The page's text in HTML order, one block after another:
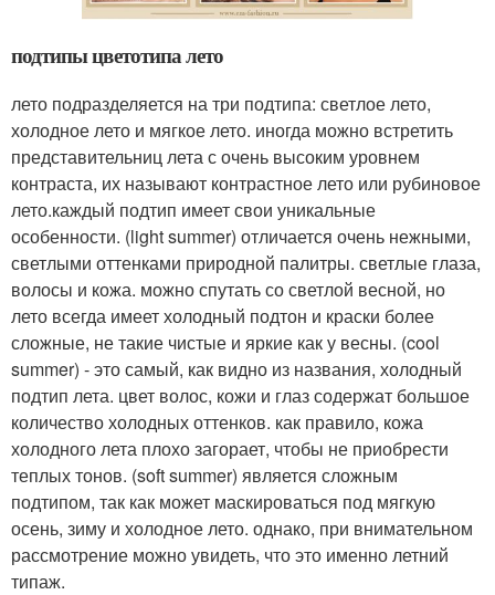
подтипы цветотипа лето
лето подразделяется на три подтипа: светлое лето,
холодное лето и мягкое лето. иногда можно встретить
представительниц лета с очень высоким уровнем
контраста, их называют контрастное лето или рубиновое
лето.каждый подтип имеет свои уникальные
особенности. (light summer) отличается очень нежными,
светлыми оттенками природной палитры. светлые глаза,
волосы и кожа. можно спутать со светлой весной, но
лето всегда имеет холодный подтон и краски более
сложные, не такие чистые и яркие как у весны. (cool
summer) - это самый, как видно из названия, холодный
подтип лета. цвет волос, кожи и глаз содержат большое
количество холодных оттенков. как правило, кожа
холодного лета плохо загорает, чтобы не приобрести
теплых тонов. (soft summer) является сложным
подтипом, так как может маскироваться под мягкую
осень, зиму и холодное лето. однако, при внимательном
рассмотрение можно увидеть, что это именно летний
типаж.